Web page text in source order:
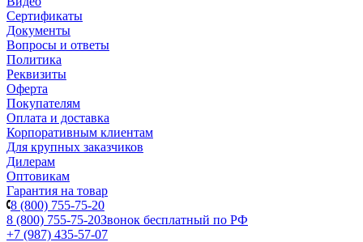
Сертификаты
Документы
Вопросы и ответы
Политика
Реквизиты
Оферта
Покупателям
Оплата и доставка
Корпоративным клиентам
Для крупных заказчиков
Дилерам
Оптовикам
Гарантия на товар
8 (800) 755-75-20
8 (800) 755-75-20Звонок бесплатный по РФ
+7 (987) 435-57-07